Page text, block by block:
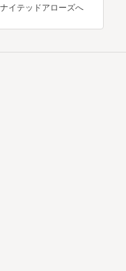
イテッドアローズへ